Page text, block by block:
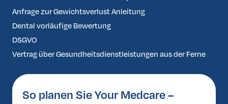
Anfrage zur Gewichtsverlust Anleitung
Dental vorläufige Bewertung
DSGVO
Vertrag über Gesundheitsdienstleistungen aus der Ferne
So planen Sie Your Medcare –